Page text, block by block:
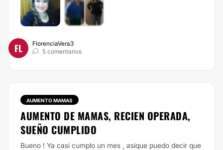
FL
FlorenciaVera3
5 comentarios
AUMENTO MAMAS
AUMENTO DE MAMAS, RECIEN OPERADA,
SUEÑO CUMPLIDO
Bueno ! Ya casi cumplo un mes , asique puedo decir que